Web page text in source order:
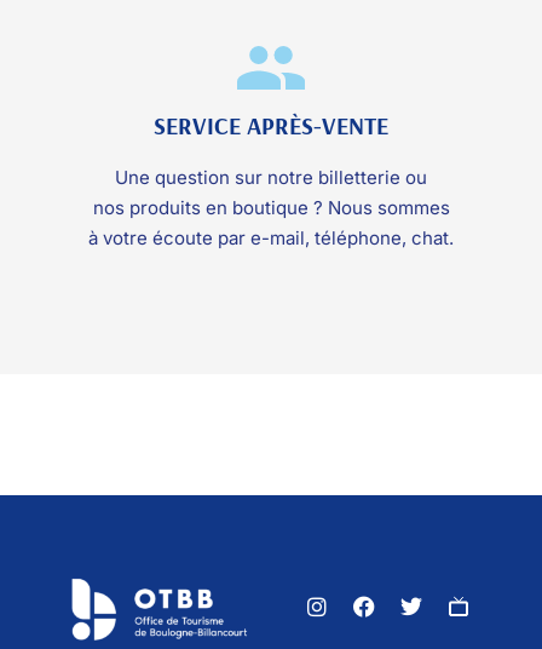
SERVICE APRÈS-VENTE
Une question sur notre billetterie ou
nos produits en boutique ? Nous sommes
à votre écoute par e-mail, téléphone, chat.